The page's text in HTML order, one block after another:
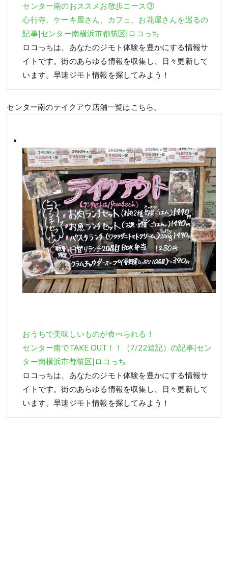
センター南のおススメお散歩コース③
心行寺、ケーキ屋さん、カフェ、お花屋さんを巡るの
記事|センター南横浜市都筑区|ロコっち
ロコっちは、あなたのジモト体験を豊かにする情報サ
イトです。街のあらゆる情報を収集し、日々更新して
います。早速ジモト情報を探してみよう！
センター南のテイクアウ店舗一覧はこちら。
おうちで美味しいものが食べられる！
センター南でTAKE OUT！！（7/22追記）の記事|セン
ター南横浜市都筑区|ロコっち
ロコっちは、あなたのジモト体験を豊かにする情報サ
イトです。街のあらゆる情報を収集し、日々更新して
います。早速ジモト情報を探してみよう！